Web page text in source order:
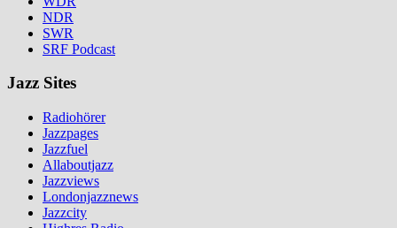
NDR
SWR
SRF Podcast
Jazz Sites
Radiohörer
Jazzpages
Jazzfuel
Allaboutjazz
Jazzviews
Londonjazznews
Jazzcity